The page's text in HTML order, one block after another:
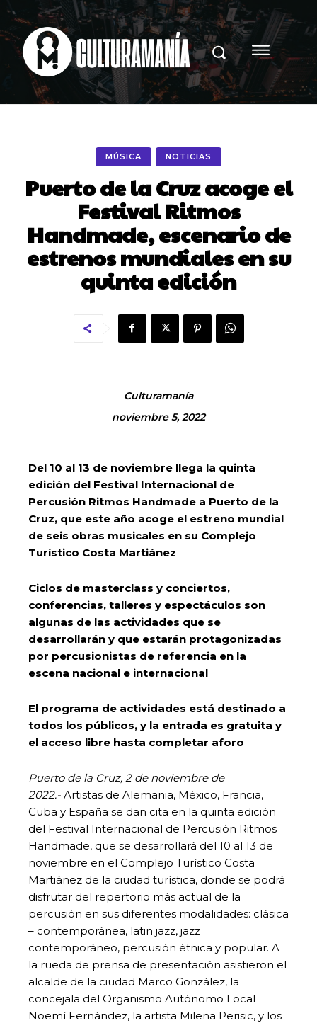
MÚSICA NOTICIAS
Puerto de la Cruz acoge el
Festival Ritmos
Handmade, escenario de
estrenos mundiales en su
quinta edición
Culturamanía
noviembre 5, 2022
Del 10 al 13 de noviembre llega la quinta
edición del Festival Internacional de
Percusión Ritmos Handmade a Puerto de la
Cruz, que este año acoge el estreno mundial
de seis obras musicales en su Complejo
Turístico Costa Martiánez
Ciclos de masterclass y conciertos,
conferencias, talleres y espectáculos son
algunas de las actividades que se
desarrollarán y que estarán protagonizadas
por percusionistas de referencia en la
escena nacional e internacional
El programa de actividades está destinado a
todos los públicos, y la entrada es gratuita y
el acceso libre hasta completar aforo
Puerto de la Cruz, 2 de noviembre de
2022.- Artistas de Alemania, México, Francia,
Cuba y España se dan cita en la quinta edición
del Festival Internacional de Percusión Ritmos
Handmade, que se desarrollará del 10 al 13 de
noviembre en el Complejo Turístico Costa
Martiánez de la ciudad turística, donde se podrá
disfrutar del repertorio más actual de la
percusión en sus diferentes modalidades: clásica
– contemporánea, latin jazz, jazz
contemporáneo, percusión étnica y popular. A
la rueda de prensa de presentación asistieron el
alcalde de la ciudad Marco González, la
concejala del Organismo Autónomo Local
Noemí Fernández, la artista Milena Perisic, y los